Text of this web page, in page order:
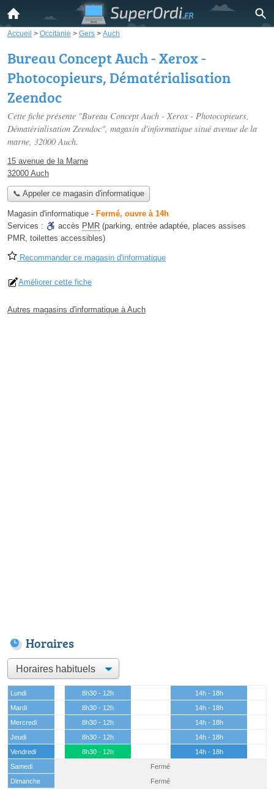
Accueil > Occitanie > Gers > Auch
Bureau Concept Auch - Xerox -
Photocopieurs, Dématérialisation
Zeendoc
Cette fiche présente "Bureau Concept Auch - Xerox - Photocopieurs,
Dématérialisation Zeendoc", magasin d'informatique situé avenue de la
marne, 32000 Auch.
15 avenue de la Marne
32000 Auch
📞 Appeler ce magasin d'informatique
Magasin d'informatique - Fermé, ouvre à 14h
Services :
accès PMR (parking, entrée adaptée, places assises
PMR, toilettes accessibles)
Recommander ce magasin d'informatique
Améliorer cette fiche
Autres magasins d'informatique à Auch
Horaires
Lundi 8h30 - 12h
14h - 18h
Mardi
8h30 - 12h
14h - 18h
Mercredi
8h30 - 12h
14h - 18h
Jeudi
8h30 - 12h
14h - 18h
Vendredi
8h30 - 12h
14h - 18h
Samedi
Fermé
Dimanche
Fermé